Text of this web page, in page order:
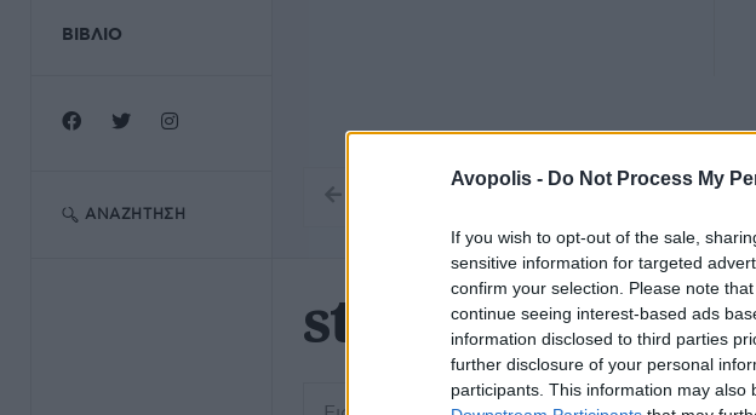
Avopolis - Do Not Process My
If you wish to opt-out of the sale,
sensitive information for targeted
confirm your selection. Please note
continue seeing interest-based ads
information disclosed to third parties
further disclosure of your personal
participants. This information may
ΒΙΒΛΙΟ
ΑΝΑΖΉΤΗΣΗ
stranglers
Εισάγετε μέρος του τίτλου.